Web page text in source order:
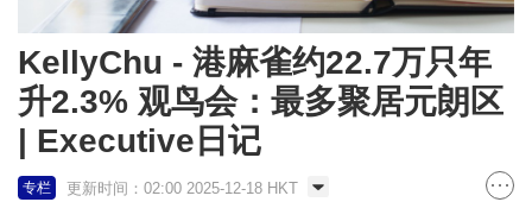
KellyChu - 港麻雀约22.7万只年
升2.3% 观鸟会：最多聚居元朗区
| Executive日记
专栏 更新时间：02:00 2025-12-18 HKT